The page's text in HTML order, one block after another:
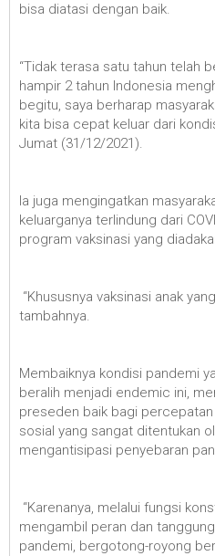
bisa diatasi dengan baik.
“Tidak terasa satu tahun telah
hampir 2 tahun Indonesia
begitu, saya berharap
kita bisa cepat keluar dari
Jumat (31/12/2021).
Ia juga mengingatkan
keluarganya terlindung dari
program vaksinasi yang
“Khususnya vaksinasi anak
tambahnya.
Membaiknya kondisi pandemi
beralih menjadi endemic ini,
preseden baik bagi
sosial yang sangat ditentukan
mengantisipasi penyebaran
“Karenanya, melalui fungsi
mengambil peran dan
pandemi, bergotong-royong